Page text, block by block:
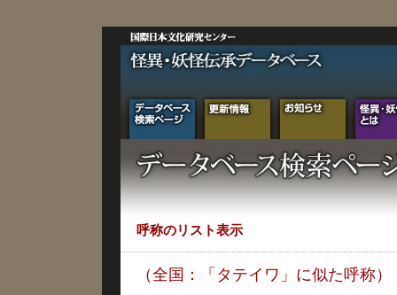
呼称のリスト表示
（全国：「タテイワ」に似た呼称）